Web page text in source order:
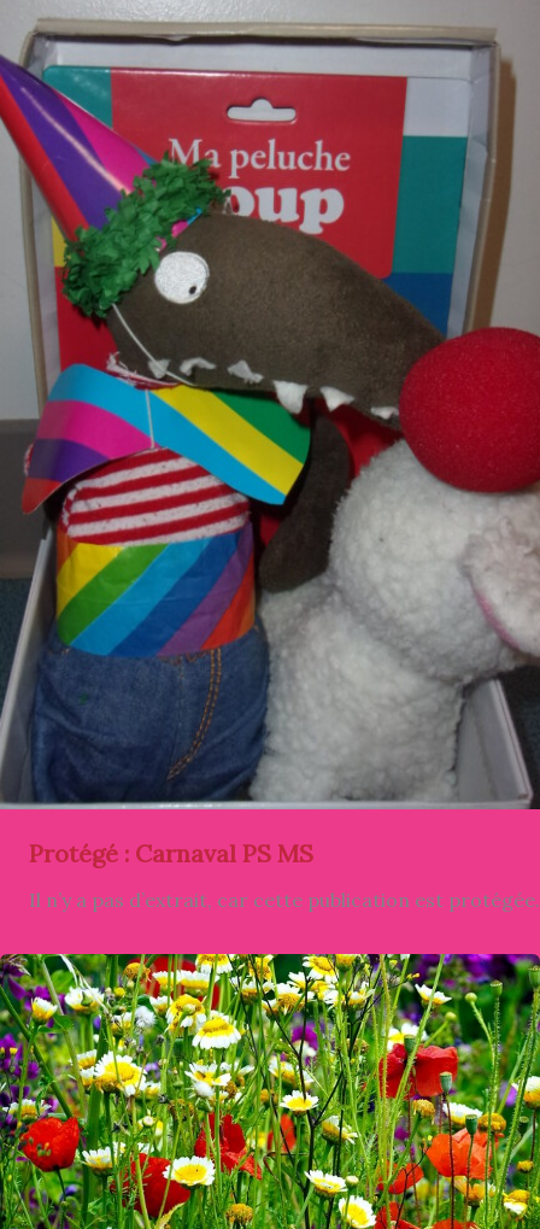
Protégé : Carnaval PS MS
Il n’y a pas d’extrait, car cette publication est protégée.